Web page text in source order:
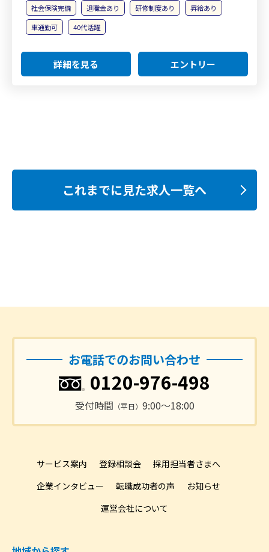
社会保険完備
退職金あり 研修制度あり
昇給あり
車通勤可
40代活躍
詳細を見る エントリー
これまでに見た求人一覧へ
お電話でのお問い合わせ
0120-976-498
受付時間 （平日） 9:00〜18:00
サービス案内 登録相談会
採用担当者さまへ
企業インタビュー
転職成功者の声
お知らせ
運営会社について